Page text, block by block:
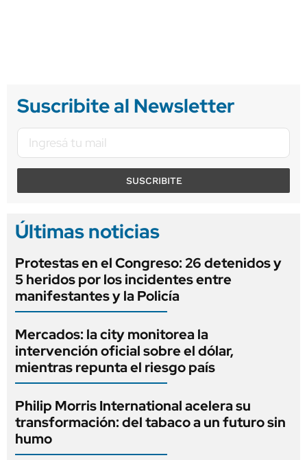
Suscribite al Newsletter
SUSCRIBITE
Últimas noticias
Protestas en el Congreso: 26 detenidos y
5 heridos por los incidentes entre
manifestantes y la Policía
Mercados: la city monitorea la
intervención oficial sobre el dólar,
mientras repunta el riesgo país
Philip Morris International acelera su
transformación: del tabaco a un futuro sin
humo